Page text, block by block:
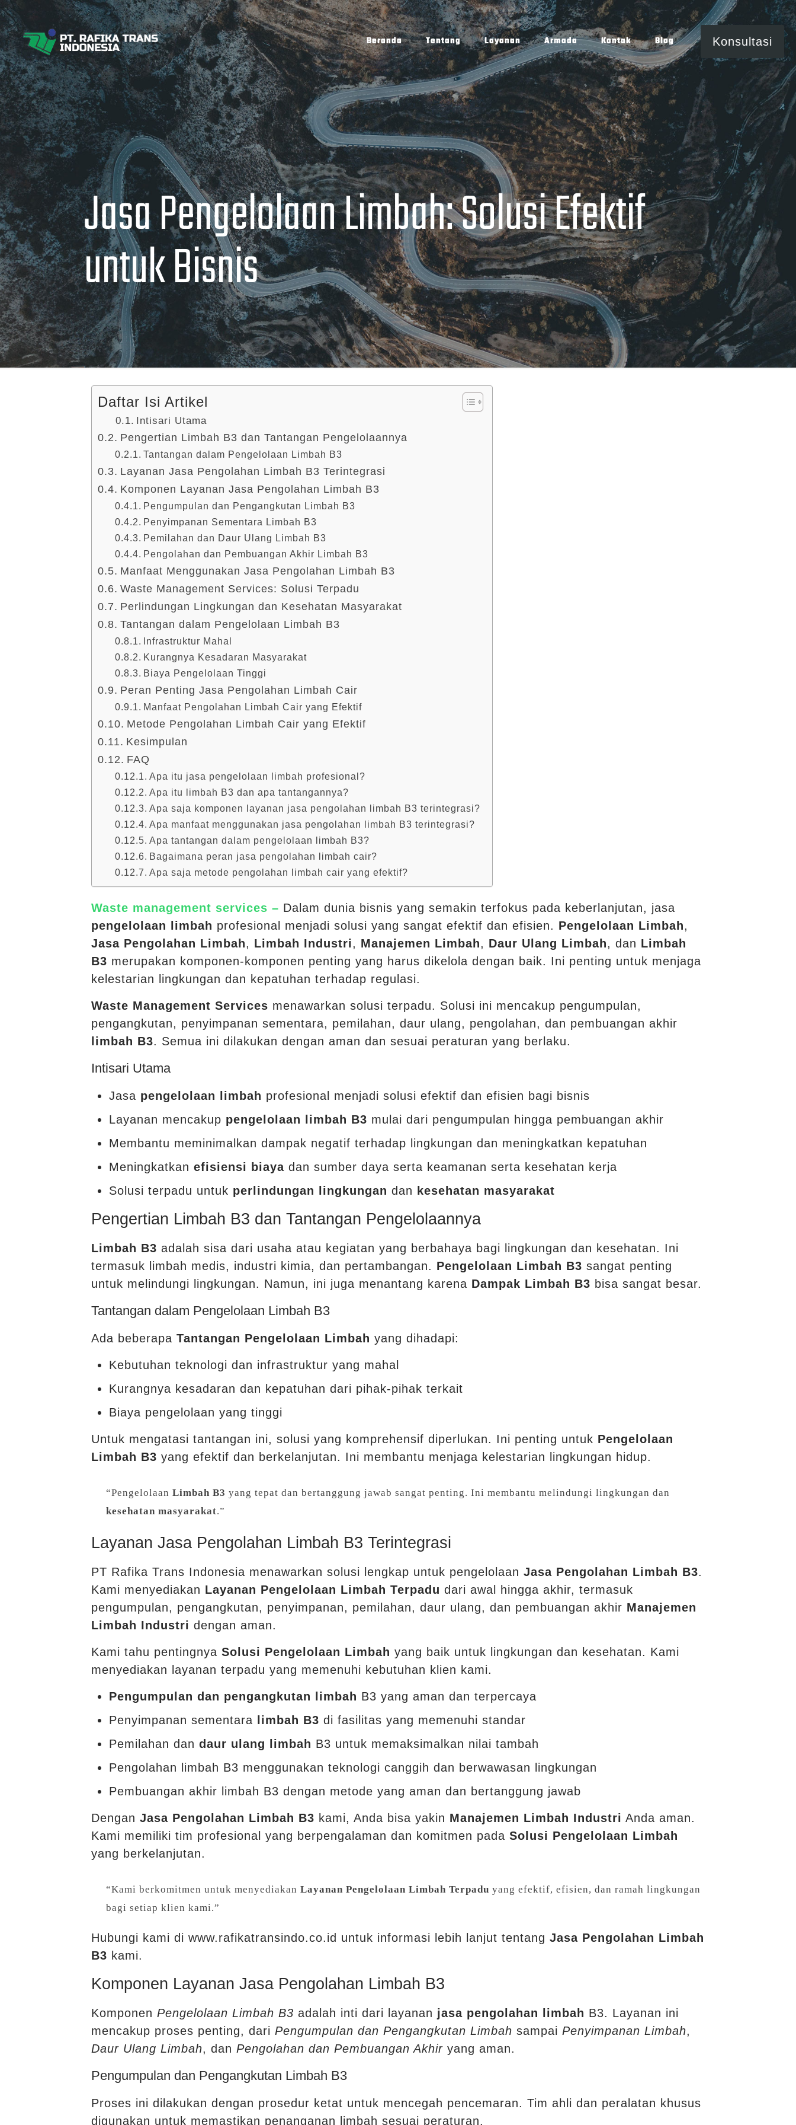
Beranda Tentang Layanan Armada Kontak Blog Konsultasi
Jasa Pengelolaan Limbah: Solusi Efektif
untuk Bisnis
Daftar Isi Artikel
Intisari Utama
Pengertian Limbah B3 dan Tantangan Pengelolaannya
Tantangan dalam Pengelolaan Limbah B3
Layanan Jasa Pengolahan Limbah B3 Terintegrasi
Komponen Layanan Jasa Pengolahan Limbah B3
Pengumpulan dan Pengangkutan Limbah B3
Penyimpanan Sementara Limbah B3
Pemilahan dan Daur Ulang Limbah B3
Pengolahan dan Pembuangan Akhir Limbah B3
Manfaat Menggunakan Jasa Pengolahan Limbah B3
Waste Management Services: Solusi Terpadu
Perlindungan Lingkungan dan Kesehatan Masyarakat
Tantangan dalam Pengelolaan Limbah B3
Infrastruktur Mahal
Kurangnya Kesadaran Masyarakat
Biaya Pengelolaan Tinggi
Peran Penting Jasa Pengolahan Limbah Cair
Manfaat Pengolahan Limbah Cair yang Efektif
Metode Pengolahan Limbah Cair yang Efektif
Kesimpulan
FAQ
Apa itu jasa pengelolaan limbah profesional?
Apa itu limbah B3 dan apa tantangannya?
Apa saja komponen layanan jasa pengolahan limbah B3 terintegrasi?
Apa manfaat menggunakan jasa pengolahan limbah B3 terintegrasi?
Apa tantangan dalam pengelolaan limbah B3?
Bagaimana peran jasa pengolahan limbah cair?
Apa saja metode pengolahan limbah cair yang efektif?
Waste management services – Dalam dunia bisnis yang semakin terfokus pada keberlanjutan, jasa
pengelolaan limbah profesional menjadi solusi yang sangat efektif dan efisien. Pengelolaan Limbah,
Jasa Pengolahan Limbah, Limbah Industri, Manajemen Limbah, Daur Ulang Limbah, dan Limbah
B3 merupakan komponen-komponen penting yang harus dikelola dengan baik. Ini penting untuk menjaga
kelestarian lingkungan dan kepatuhan terhadap regulasi.
Waste Management Services menawarkan solusi terpadu. Solusi ini mencakup pengumpulan,
pengangkutan, penyimpanan sementara, pemilahan, daur ulang, pengolahan, dan pembuangan akhir
limbah B3. Semua ini dilakukan dengan aman dan sesuai peraturan yang berlaku.
Intisari Utama
Jasa pengelolaan limbah profesional menjadi solusi efektif dan efisien bagi bisnis
Layanan mencakup pengelolaan limbah B3 mulai dari pengumpulan hingga pembuangan akhir
Membantu meminimalkan dampak negatif terhadap lingkungan dan meningkatkan kepatuhan
Meningkatkan efisiensi biaya dan sumber daya serta keamanan serta kesehatan kerja
Solusi terpadu untuk perlindungan lingkungan dan kesehatan masyarakat
Pengertian Limbah B3 dan Tantangan Pengelolaannya
Limbah B3 adalah sisa dari usaha atau kegiatan yang berbahaya bagi lingkungan dan kesehatan. Ini
termasuk limbah medis, industri kimia, dan pertambangan. Pengelolaan Limbah B3 sangat penting
untuk melindungi lingkungan. Namun, ini juga menantang karena Dampak Limbah B3 bisa sangat besar.
Tantangan dalam Pengelolaan Limbah B3
Ada beberapa Tantangan Pengelolaan Limbah yang dihadapi:
Kebutuhan teknologi dan infrastruktur yang mahal
Kurangnya kesadaran dan kepatuhan dari pihak-pihak terkait
Biaya pengelolaan yang tinggi
Untuk mengatasi tantangan ini, solusi yang komprehensif diperlukan. Ini penting untuk Pengelolaan
Limbah B3 yang efektif dan berkelanjutan. Ini membantu menjaga kelestarian lingkungan hidup.
“Pengelolaan Limbah B3 yang tepat dan bertanggung jawab sangat penting. Ini membantu melindungi lingkungan dan
kesehatan masyarakat.”
Layanan Jasa Pengolahan Limbah B3 Terintegrasi
PT Rafika Trans Indonesia menawarkan solusi lengkap untuk pengelolaan Jasa Pengolahan Limbah B3.
Kami menyediakan Layanan Pengelolaan Limbah Terpadu dari awal hingga akhir, termasuk
pengumpulan, pengangkutan, penyimpanan, pemilahan, daur ulang, dan pembuangan akhir Manajemen
Limbah Industri dengan aman.
Kami tahu pentingnya Solusi Pengelolaan Limbah yang baik untuk lingkungan dan kesehatan. Kami
menyediakan layanan terpadu yang memenuhi kebutuhan klien kami.
Pengumpulan dan pengangkutan limbah B3 yang aman dan terpercaya
Penyimpanan sementara
limbah B3 di fasilitas yang memenuhi standar
Pemilahan dan daur ulang limbah B3 untuk memaksimalkan nilai tambah
Pengolahan limbah B3 menggunakan teknologi canggih dan berwawasan lingkungan
Pembuangan akhir limbah B3 dengan metode yang aman dan bertanggung jawab
Dengan Jasa Pengolahan Limbah B3 kami, Anda bisa yakin Manajemen Limbah Industri Anda aman.
Kami memiliki tim profesional yang berpengalaman dan komitmen pada Solusi Pengelolaan Limbah
yang berkelanjutan.
“Kami berkomitmen untuk menyediakan Layanan Pengelolaan Limbah Terpadu yang efektif, efisien, dan ramah lingkungan
bagi setiap klien kami.”
Hubungi kami di www.rafikatransindo.co.id untuk informasi lebih lanjut tentang Jasa Pengolahan Limbah
B3 kami.
Komponen Layanan Jasa Pengolahan Limbah B3
Komponen Pengelolaan Limbah B3 adalah inti dari layanan jasa pengolahan limbah B3. Layanan ini
mencakup proses penting, dari Pengumpulan dan Pengangkutan Limbah sampai Penyimpanan Limbah,
Daur Ulang Limbah, dan Pengolahan dan Pembuangan Akhir yang aman.
Pengumpulan dan Pengangkutan Limbah B3
Proses ini dilakukan dengan prosedur ketat untuk mencegah pencemaran. Tim ahli dan peralatan khusus
digunakan untuk memastikan penanganan limbah sesuai peraturan.